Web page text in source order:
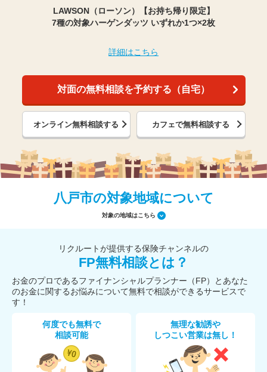
LAWSON（ローソン）【お持ち帰り限定】
7種の対象ハーゲンダッツ いずれか1つ×2枚
詳細はこちら
対面の無料相談を予約する（自宅）
オンライン無料相談する カフェで無料相談する
八戸市の対象地域について
対象の地域はこちら
リクルートが提供する保険チャンネルの
FP無料相談とは？
お金のプロであるファイナンシャルプランナー（FP）とあなた
のお金に関するお悩みについて無料で相談ができるサービスで
す！
何度でも無料で
相談可能
無理な勧誘や
しつこい営業は無し！